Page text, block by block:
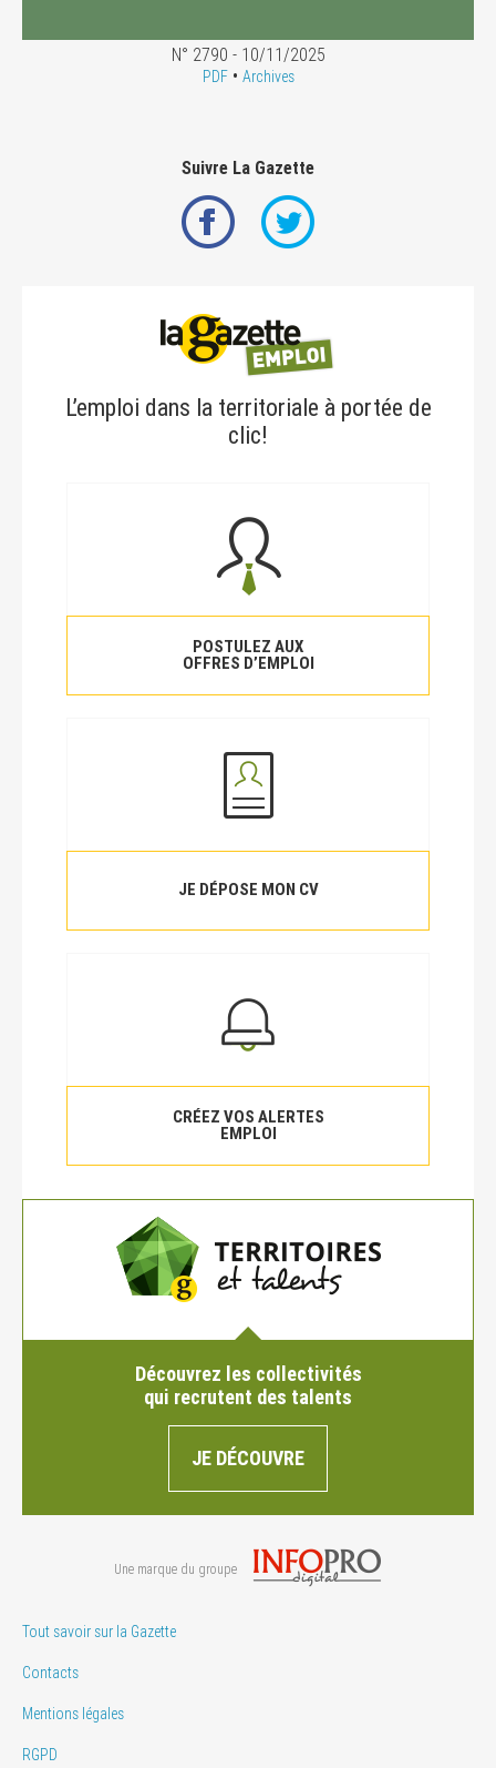
N° 2790 - 10/11/2025
PDF• Archives
Suivre La Gazette
L’emploi dans la territoriale à portée de
clic!
POSTULEZ AUX
OFFRES D’EMPLOI
JE DÉPOSE MON CV
CRÉEZ VOS ALERTES
EMPLOI
Découvrez les collectivités
qui recrutent des talents
JE DÉCOUVRE
Une marque du groupe
Tout savoir sur la Gazette
Contacts
Mentions légales
RGPD